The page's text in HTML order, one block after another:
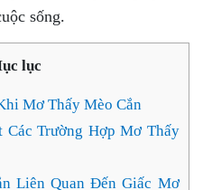
sống.
lục
Mơ Thấy Mèo Cắn
Các Trường Hợp Mơ Thấy
Liên Quan Đến Giấc Mơ